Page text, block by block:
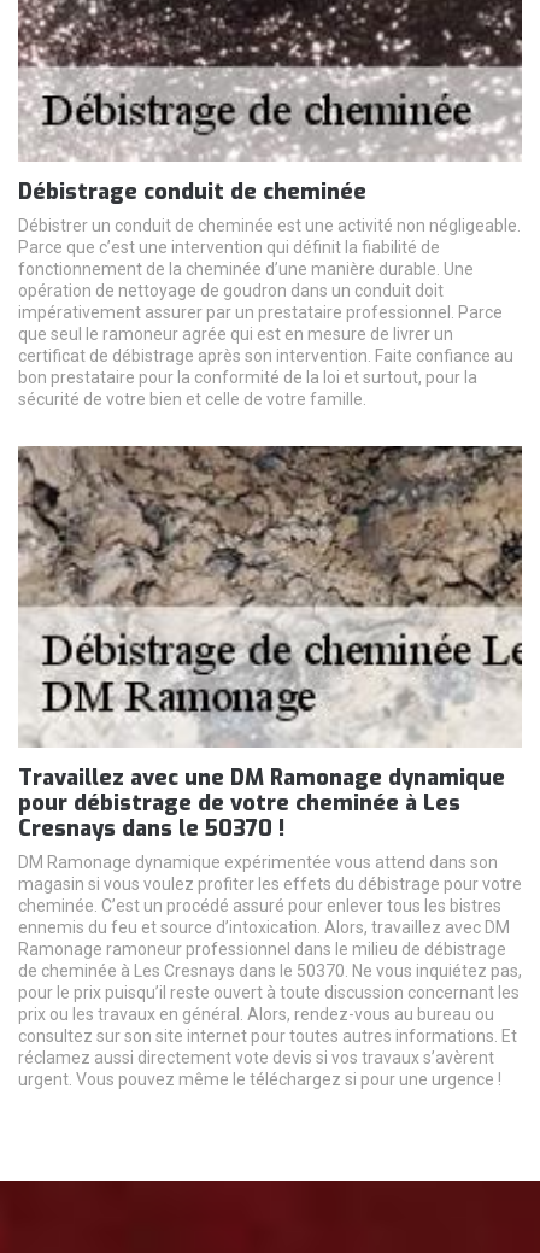
Débistrage conduit de cheminée
Débistrer un conduit de cheminée est une activité non négligeable.
Parce que c’est une intervention qui définit la fiabilité de
fonctionnement de la cheminée d’une manière durable. Une
opération de nettoyage de goudron dans un conduit doit
impérativement assurer par un prestataire professionnel. Parce
que seul le ramoneur agrée qui est en mesure de livrer un
certificat de débistrage après son intervention. Faite confiance au
bon prestataire pour la conformité de la loi et surtout, pour la
sécurité de votre bien et celle de votre famille.
Travaillez avec une DM Ramonage dynamique
pour débistrage de votre cheminée à Les
Cresnays dans le 50370 !
DM Ramonage dynamique expérimentée vous attend dans son
magasin si vous voulez profiter les effets du débistrage pour votre
cheminée. C’est un procédé assuré pour enlever tous les bistres
ennemis du feu et source d’intoxication. Alors, travaillez avec DM
Ramonage ramoneur professionnel dans le milieu de débistrage
de cheminée à Les Cresnays dans le 50370. Ne vous inquiétez pas,
pour le prix puisqu’il reste ouvert à toute discussion concernant les
prix ou les travaux en général. Alors, rendez-vous au bureau ou
consultez sur son site internet pour toutes autres informations. Et
réclamez aussi directement vote devis si vos travaux s’avèrent
urgent. Vous pouvez même le téléchargez si pour une urgence !